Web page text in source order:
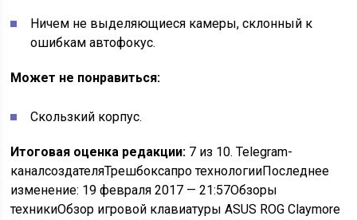
Ничем не выделяющиеся камеры, склонный к
ошибкам автофокус.
Может не понравиться:
Скользкий корпус.
Итоговая оценка редакции: 7 из 10.Telegram-
каналсоздателяТрешбоксапро технологииПоследнее
изменение: 19 февраля 2017 — 21:57Обзоры
техникиОбзор игровой клавиатуры ASUS ROG Claymore